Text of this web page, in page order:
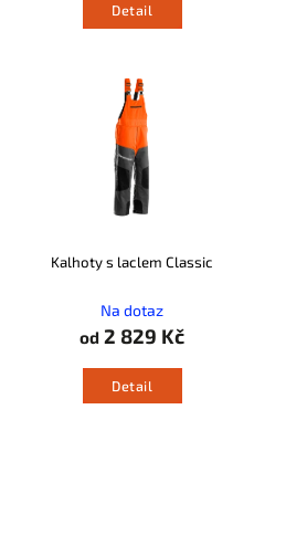
Detail
Kalhoty s laclem Classic
Na dotaz
od 2 829 Kč
Detail